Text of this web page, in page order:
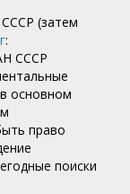
(затем
:
СССР
основном
право
поиски